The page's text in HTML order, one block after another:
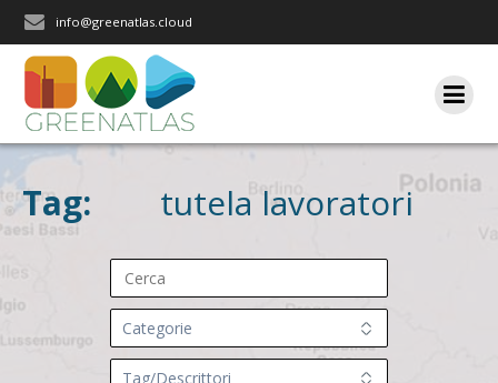
info@greenatlas.cloud
Tag: tutela lavoratori